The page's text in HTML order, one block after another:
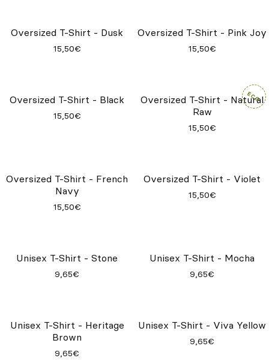
Oversized T-Shirt - Dusk
15,50€
Oversized T-Shirt - Pink Joy
15,50€
Oversized T-Shirt - Black
15,50€
Oversized T-Shirt - Natural
Raw
15,50€
Oversized T-Shirt - French
Navy
15,50€
Oversized T-Shirt - Violet
15,50€
Unisex T-Shirt - Stone
9,65€
Unisex T-Shirt - Mocha
9,65€
Unisex T-Shirt - Heritage
Brown
9,65€
Unisex T-Shirt - Viva Yellow
9,65€